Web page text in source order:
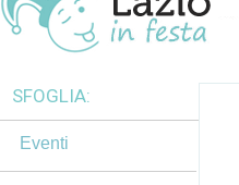
SFOGLIA:
Eventi